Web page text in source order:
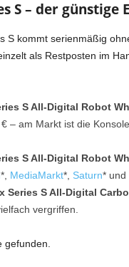
S – der günstige
S kommt serienmäßig
als Restposten im
S All-Digital Robot
– am Markt ist die
S All-Digital Robot
*, MediaMarkt*, Saturn* und
Series S All-Digital
vergriffen.
gefunden.